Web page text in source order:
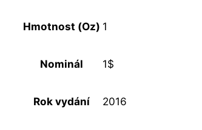
Hmotnost (Oz) 1
Nominál 1$
Rok vydání 2016